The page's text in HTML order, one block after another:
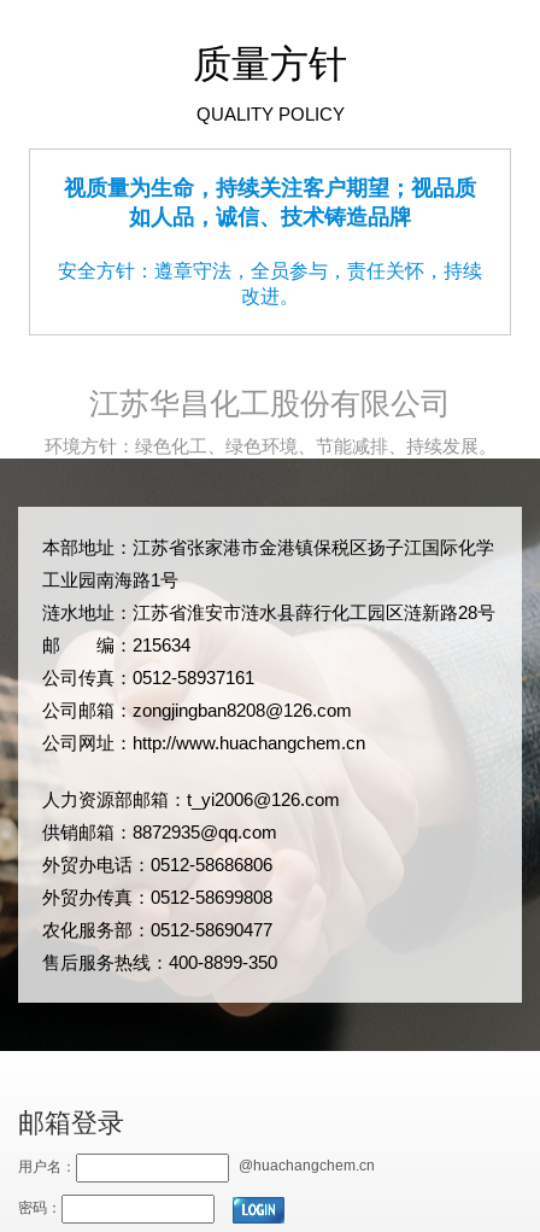
质量方针
QUALITY POLICY
视质量为生命，持续关注客户期望；视品质
如人品，诚信、技术铸造品牌
安全方针：遵章守法，全员参与，责任关怀，持续
改进。
江苏华昌化工股份有限公司
环境方针：绿色化工、绿色环境、节能减排、持续发展。
本部地址：江苏省张家港市金港镇保税区扬子江国际化学
工业园南海路1号
涟水地址：江苏省淮安市涟水县薛行化工园区涟新路28号
邮 编：215634
公司传真：0512-58937161
公司邮箱： zongjingban8208@126.com
公司网址： http://www.huachangchem.cn
人力资源部邮箱： t_yi2006@126.com
供销邮箱：8872935@qq.com
外贸办电话：0512-58686806
外贸办传真：0512-58699808
农化服务部：0512-58690477
售后服务热线：400-8899-350
邮箱登录
用户名： @huachangchem.cn
密码：